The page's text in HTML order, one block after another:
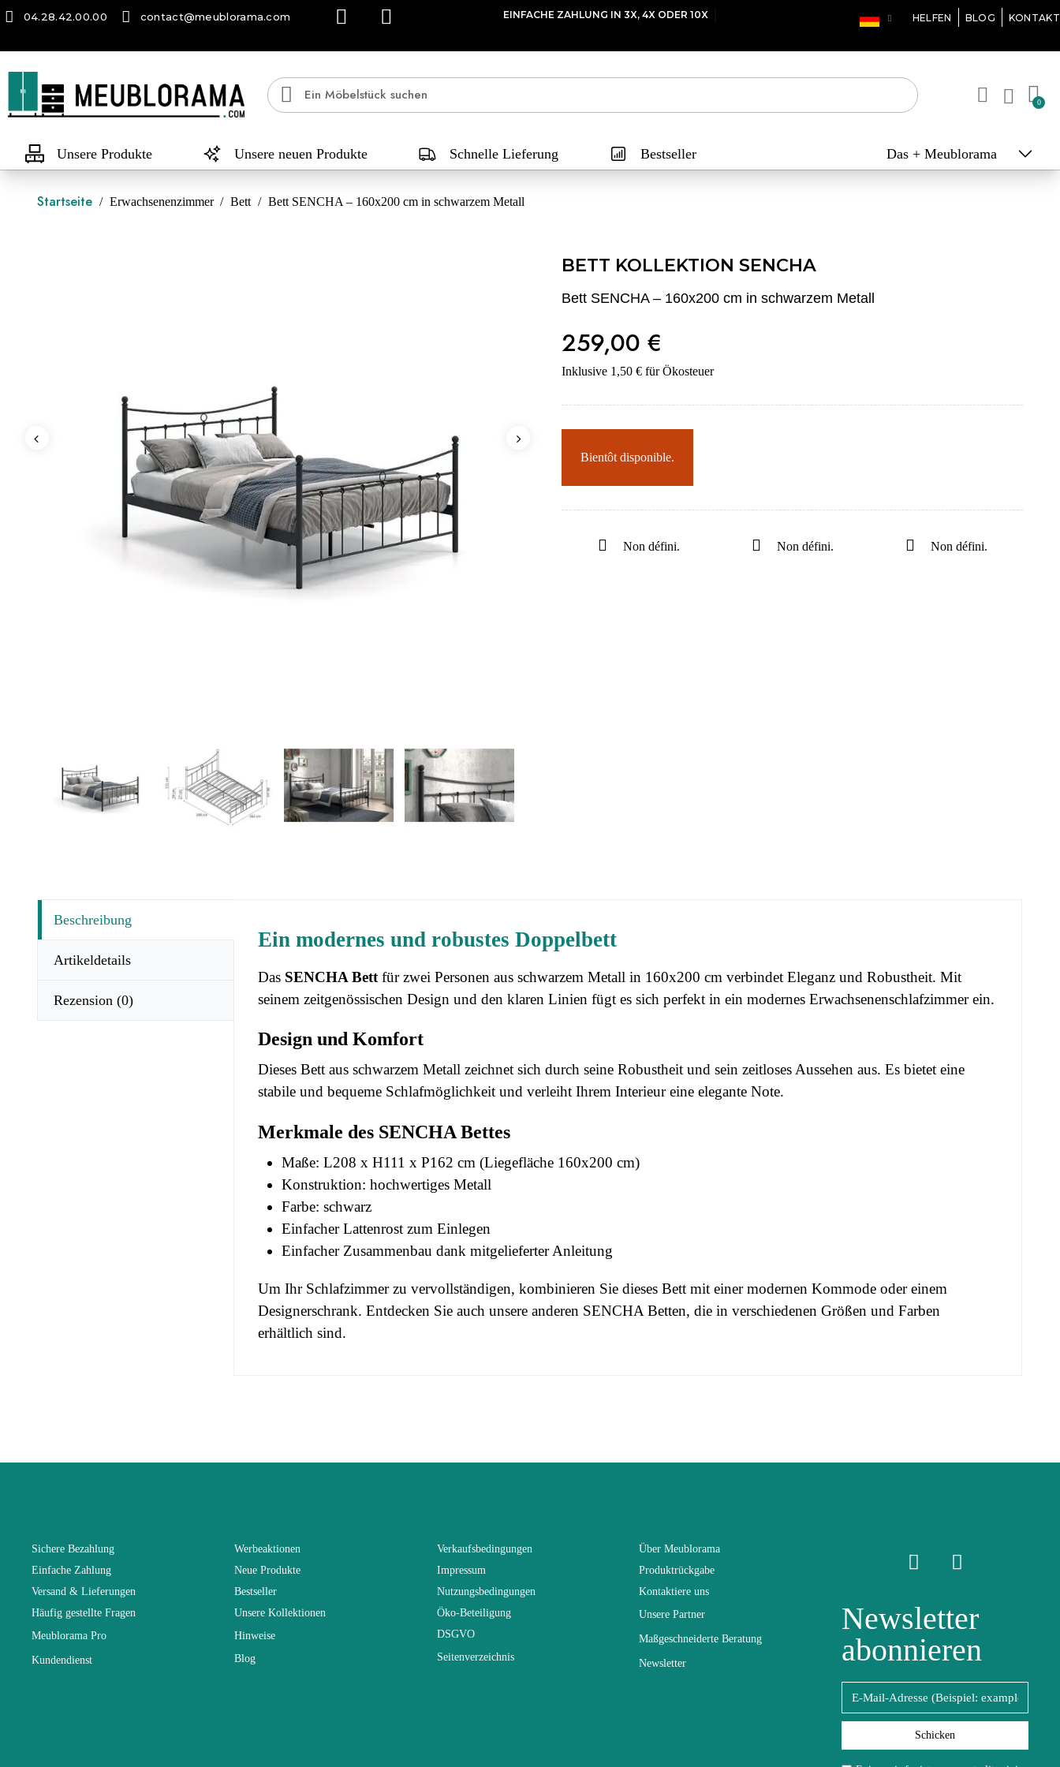
04.28.42.00.00 contact@meublorama.com EINFACHE ZAHLUNG IN 3X, 4X ODER 10X HELFEN BLOG KONTAKT
Unsere Produkte Unsere neuen Produkte Schnelle Lieferung Bestseller Das + Meublorama
Startseite Erwachsenenzimmer Bett Bett SENCHA – 160x200 cm in schwarzem Metall
BETT KOLLEKTION SENCHA
Bett SENCHA – 160x200 cm in schwarzem Metall
259,00 €
Inklusive 1,50 € für Ökosteuer
Bientôt disponible.
Non défini. Non défini. Non défini.
Beschreibung
Artikeldetails
Rezension (0)
Ein modernes und robustes Doppelbett
Das SENCHA Bett für zwei Personen aus schwarzem Metall in 160x200 cm verbindet Eleganz und Robustheit. Mit
seinem zeitgenössischen Design und den klaren Linien fügt es sich perfekt in ein modernes Erwachsenenschlafzimmer ein.
Design und Komfort
Dieses Bett aus schwarzem Metall zeichnet sich durch seine Robustheit und sein zeitloses Aussehen aus. Es bietet eine
stabile und bequeme Schlafmöglichkeit und verleiht Ihrem Interieur eine elegante Note.
Merkmale des SENCHA Bettes
Maße: L208 x H111 x P162 cm (Liegefläche 160x200 cm)
Konstruktion: hochwertiges Metall
Farbe: schwarz
Einfacher Lattenrost zum Einlegen
Einfacher Zusammenbau dank mitgelieferter Anleitung
Um Ihr Schlafzimmer zu vervollständigen, kombinieren Sie dieses Bett mit einermodernen Kommode oder einem
Designerschrank. Entdecken Sie auch unsere anderen SENCHA Betten, die in verschiedenen Größen und Farben
erhältlich sind.
Lieferzeiten (Anz. Tage)
Sichere Bezahlung
Einfache Zahlung
Versand & Lieferungen
Häufig gestellte Fragen
Meublorama Pro
Kundendienst
Werbeaktionen
Neue Produkte
Bestseller
Unsere Kollektionen
Hinweise
Blog
Verkaufsbedingungen
Impressum
Nutzungsbedingungen
Öko-Beteiligung
DSGVO
Seitenverzeichnis
Über Meublorama
Produktrückgabe
Kontaktiere uns
Unsere Partner
Maßgeschneiderte Beratung
Newsletter
Newsletter
abonnieren
Schicken